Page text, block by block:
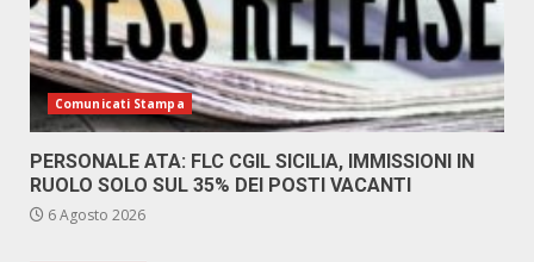
Comunicati Stampa
PERSONALE ATA: FLC CGIL SICILIA, IMMISSIONI IN
RUOLO SOLO SUL 35% DEI POSTI VACANTI
6 Agosto 2026